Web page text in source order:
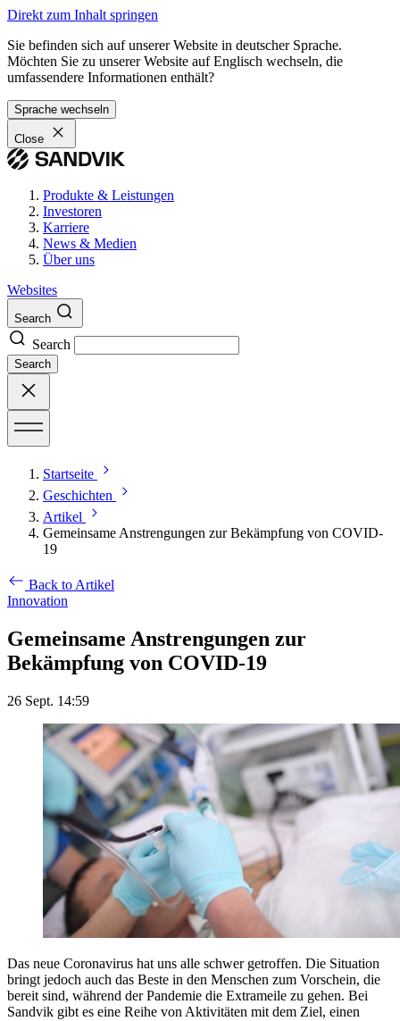
Direkt zum Inhalt springen
Sie befinden sich auf unserer Website in deutscher Sprache.
Möchten Sie zu unserer Website auf Englisch wechseln, die
umfassendere Informationen enthält?
Sprache wechseln
Close
Produkte & Leistungen
Investoren
Karriere
News & Medien
Über uns
Websites
Search
Search
Search
Startseite
Geschichten
Artikel
Gemeinsame Anstrengungen zur Bekämpfung von COVID-
19
Back to Artikel
Innovation
Gemeinsame Anstrengungen zur
Bekämpfung von COVID-19
26 Sept. 14:59
Das neue Coronavirus hat uns alle schwer getroffen. Die Situation
bringt jedoch auch das Beste in den Menschen zum Vorschein, die
bereit sind, während der Pandemie die Extrameile zu gehen. Bei
Sandvik gibt es eine Reihe von Aktivitäten mit dem Ziel, einen